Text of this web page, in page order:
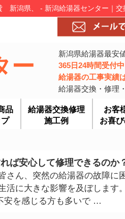
潟県、 - 新潟給湯器センター｜交
ー
新潟県給湯器最安
365日24時間受付中
給湯器の工事実績
給湯器交換・修理
品
給湯器交換修理
施工例
お客
お喜
ば安心して修理できるのか
さん、突然の給湯器の故障に
活に大きな影響を及ぼします
安を感じる方も多いで …